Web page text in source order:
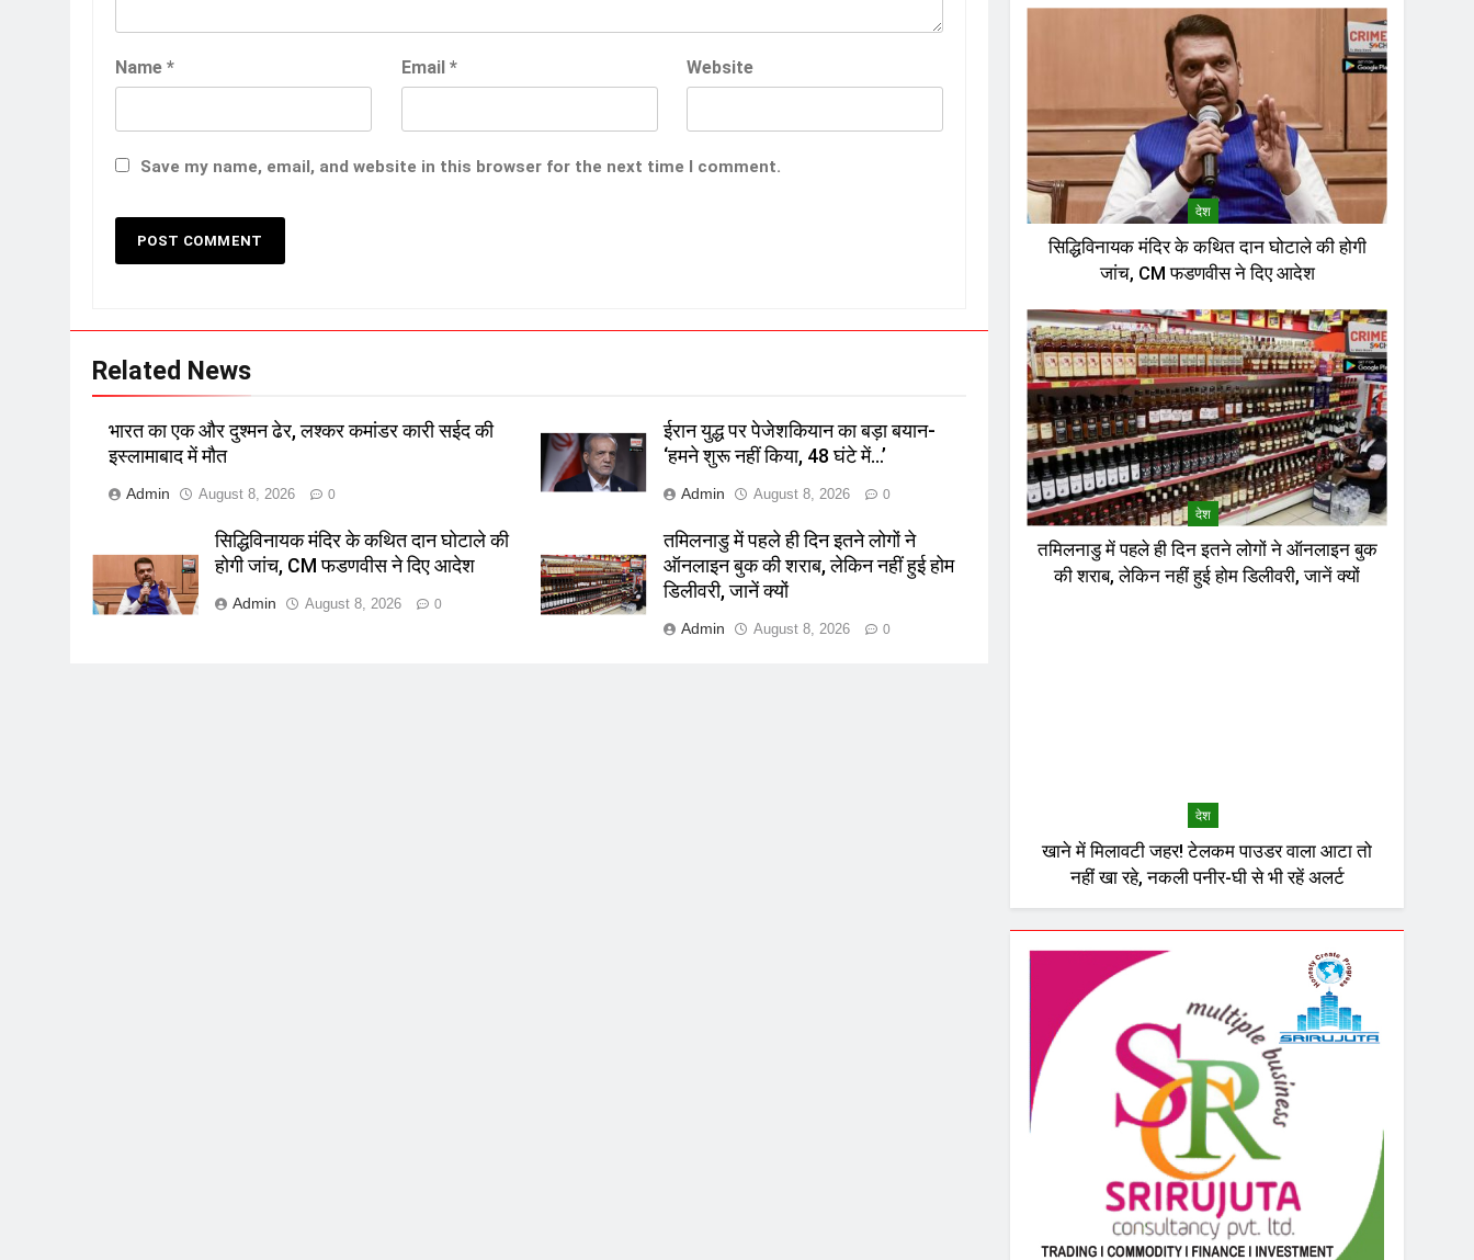
Name * Email * Website
Save my name, email, and website in this browser for the next time I comment.
Related News
भारत का एक और दुश्मन ढेर, लश्कर कमांडर कारी सईद की
इस्लामाबाद में मौत
Admin August 8, 2026 0
ईरान युद्ध पर पेजेशकियान का बड़ा बयान-
‘हमने शुरू नहीं किया, 48 घंटे में…’
Admin August 8, 2026 0
सिद्धिविनायक मंदिर के कथित दान घोटाले की
होगी जांच, CM फडणवीस ने दिए आदेश
Admin August 8, 2026 0
तमिलनाडु में पहले ही दिन इतने लोगों ने
ऑनलाइन बुक की शराब, लेकिन नहीं हुई होम
डिलीवरी, जानें क्यों
Admin August 8, 2026 0
देश
सिद्धिविनायक मंदिर के कथित दान घोटाले की होगी
जांच, CM फडणवीस ने दिए आदेश
देश
तमिलनाडु में पहले ही दिन इतने लोगों ने ऑनलाइन बुक
की शराब, लेकिन नहीं हुई होम डिलीवरी, जानें क्यों
देश
खाने में मिलावटी जहर! टेलकम पाउडर वाला आटा तो
नहीं खा रहे, नकली पनीर-घी से भी रहें अलर्ट